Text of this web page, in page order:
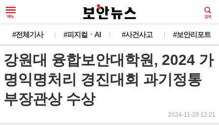
#전체기사 #피지컬ㆍAI #사건사고 #보안리포트
강원대 융합보안대학원, 2024 가
명익명처리 경진대회 과기정통
부장관상 수상
2024-11-29 12:21